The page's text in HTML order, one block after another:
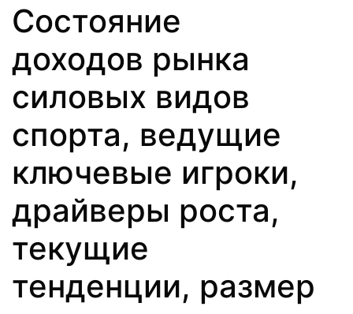
Состояние
доходов рынка
силовых видов
спорта, ведущие
ключевые игроки,
драйверы роста,
текущие
тенденции, размер